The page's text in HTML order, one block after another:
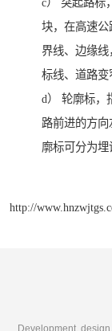
c） 突起路标
块，在高速
界线、边缘
标线、道路变
d） 轮廓标，
路前进的方
廓标可分为埋
http://